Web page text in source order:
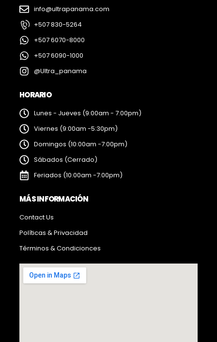
info@ultrapanama.com
+507 830-5264
+507 6070-8000
+507 6090-1000
@Ultra_panama
HORARIO
Lunes - Jueves (9:00am - 7:00pm)
Viernes (9:00am -5:30pm)
Domingos (10:00am -7:00pm)
Sábados (Cerrado)
Feriados (10:00am -7:00pm)
MÁS INFORMACIÓN
Contact Us
Políticas & Privacidad
Términos & Condicionces